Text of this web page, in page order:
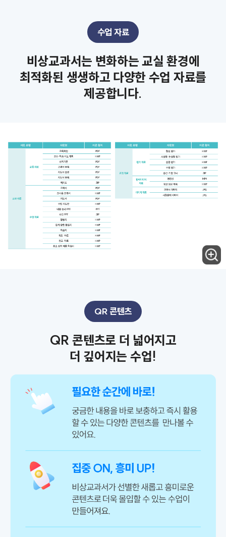
수업 자료
비상교과서는 변화하는 교실 환경에
최적화된 생생하고 다양한 수업 자료를
제공합니다.
QR 콘텐츠
QR 콘텐츠로 더 넓어지고
더 깊어지는 수업!